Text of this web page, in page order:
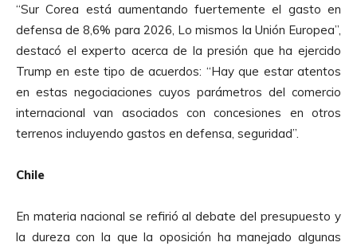
u
d
i
o
“Sur Corea está aumentando fuertemente el gasto en
defensa de 8,6% para 2026, Lo mismos la Unión Europea”,
destacó el experto acerca de la presión que ha ejercido
Trump en este tipo de acuerdos: “Hay que estar atentos
en estas negociaciones cuyos parámetros del comercio
internacional van asociados con concesiones en otros
terrenos incluyendo gastos en defensa, seguridad”.
Chile
En materia nacional se refirió al debate del presupuesto y
la dureza con la que la oposición ha manejado algunas